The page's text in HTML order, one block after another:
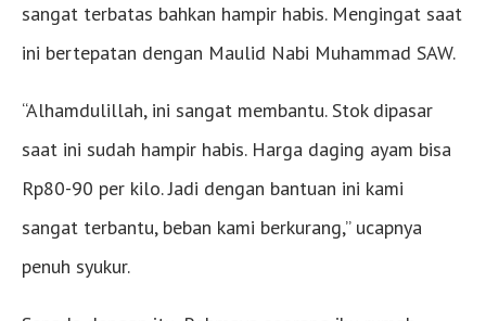
sangat terbatas bahkan hampir habis. Mengingat saat
ini bertepatan dengan Maulid Nabi Muhammad SAW.
“Alhamdulillah, ini sangat membantu. Stok dipasar
saat ini sudah hampir habis. Harga daging ayam bisa
Rp80-90 per kilo. Jadi dengan bantuan ini kami
sangat terbantu, beban kami berkurang,” ucapnya
penuh syukur.